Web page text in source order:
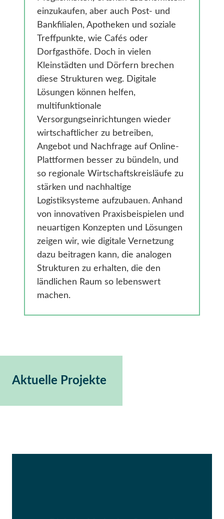
Smarte Ländliche Regionen
einzukaufen, aber auch Post- und
Bankfilialen, Apotheken und soziale
Treffpunkte, wie Cafés oder
Dorfgasthöfe. Doch in vielen
Kleinstädten und Dörfern brechen
diese Strukturen weg. Digitale
Lösungen können helfen,
multifunktionale
Versorgungseinrichtungen wieder
wirtschaftlicher zu betreiben,
Angebot und Nachfrage auf Online-
Plattformen besser zu bündeln, und
so regionale Wirtschaftskreisläufe zu
stärken und nachhaltige
Logistiksysteme aufzubauen. Anhand
von innovativen Praxisbeispielen und
neuartigen Konzepten und Lösungen
zeigen wir, wie digitale Vernetzung
dazu beitragen kann, die analogen
Strukturen zu erhalten, die den
ländlichen Raum so lebenswert
machen.
Aktuelle Projekte